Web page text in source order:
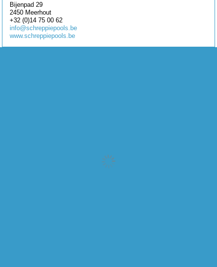
Bijenpad 29
2450 Meerhout
+32 (0)14 75 00 62
info@schreppiepools.be
www.schreppiepools.be